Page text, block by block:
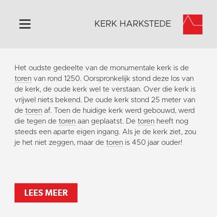
Home
Algemeen
Historie
Omgeving
Activiteiten
Steun ons
KERK HARKSTEDE
Het oudste gedeelte van de monumentale kerk is de
toren van rond 1250. Oorspronkelijk stond deze los van
de kerk, de oude kerk wel te verstaan. Over die kerk is
vrijwel niets bekend. De oude kerk stond 25 meter van
de toren af. Toen de huidige kerk werd gebouwd, werd
die tegen de toren aan geplaatst. De toren heeft nog
steeds een aparte eigen ingang. Als je de kerk ziet, zou
je het niet zeggen, maar de toren is 450 jaar ouder!
LEES MEER